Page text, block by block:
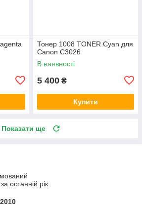
Тонер 1008 TONER Cyan для
Canon C3026
В наявності
5 400 ₴
Купити
Показати ще
останній рік